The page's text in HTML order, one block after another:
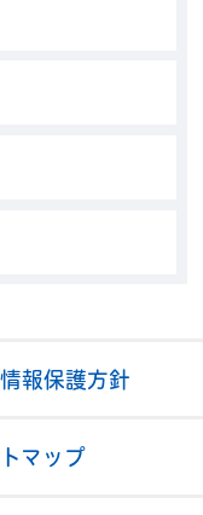
報保護方針
マップ